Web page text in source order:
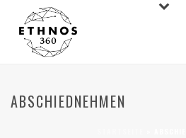
ABSCHIEDNEHMEN